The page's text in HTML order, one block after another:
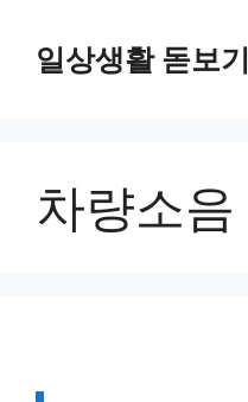
일상생활 돋보기
차량소음